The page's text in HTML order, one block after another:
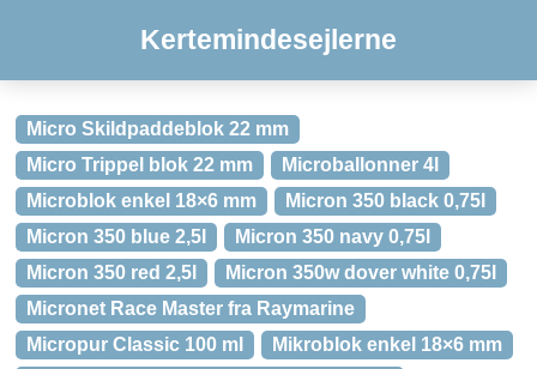
Kertemindesejlerne
Micro Skildpaddeblok 22 mm
Micro Trippel blok 22 mm
Microballonner 4l
Microblok enkel 18×6 mm
Micron 350 black 0,75l
Micron 350 blue 2,5l
Micron 350 navy 0,75l
Micron 350 red 2,5l
Micron 350w dover white 0,75l
Micronet Race Master fra Raymarine
Micropur Classic 100 ml
Mikroblok enkel 18×6 mm